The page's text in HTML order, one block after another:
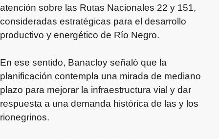
atención sobre las Rutas Nacionales 22 y 151,
consideradas estratégicas para el desarrollo
productivo y energético de Río Negro.
En ese sentido, Banacloy señaló que la
planificación contempla una mirada de mediano
plazo para mejorar la infraestructura vial y dar
respuesta a una demanda histórica de las y los
rionegrinos.